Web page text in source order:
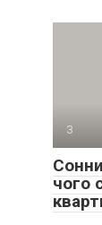
З
чого